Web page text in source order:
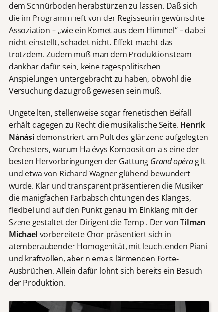
dem Schnürboden herabstürzen zu lassen. Daß sich
die im Programmheft von der Regisseurin gewünschte
Assoziation – „wie ein Komet aus dem Himmel“ – dabei
nicht einstellt, schadet nicht. Effekt macht das
trotzdem. Zudem muß man dem Produktionsteam
dankbar dafür sein, keine tagespolitischen
Anspielungen untergebracht zu haben, obwohl die
Versuchung dazu groß gewesen sein muß.
Ungeteilten, stellenweise sogar frenetischen Beifall
erhält dagegen zu Recht die musikalische Seite. Henrik
Nánási demonstriert am Pult des glänzend aufgelegten
Orchesters, warum Halévys Komposition als eine der
besten Hervorbringungen der Gattung Grand opéragilt
und etwa von Richard Wagner glühend bewundert
wurde. Klar und transparent präsentieren die Musiker
die manigfachen Farbabschichtungen des Klanges,
flexibel und auf den Punkt genau im Einklang mit der
Szene gestaltet der Dirigent die Tempi. Der vonTilman
Michael vorbereitete Chor präsentiert sich in
atemberaubender Homogenität, mit leuchtenden Piani
und kraftvollen, aber niemals lärmenden Forte-
Ausbrüchen. Allein dafür lohnt sich bereits ein Besuch
der Produktion.